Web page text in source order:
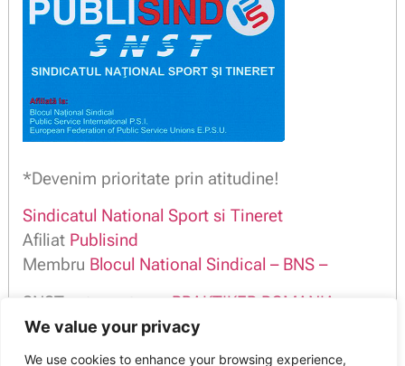
We value your privacy
We use cookies to enhance your browsing experience,
*Devenim prioritate prin atitudine!
Sindicatul National Sport si Tineret
Afiliat Publisind
Membru Blocul National Sindical – BNS –
SNST este partener PRAKTIKER ROMANIA